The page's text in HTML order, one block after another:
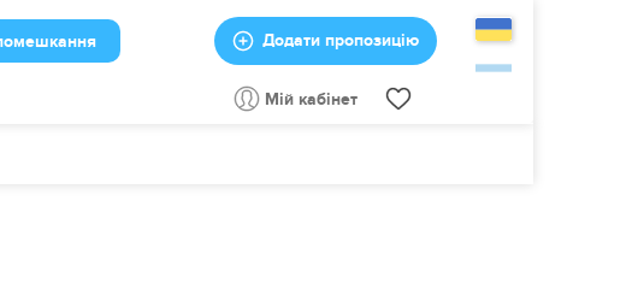
Додати пропозицію
Мій кабінет